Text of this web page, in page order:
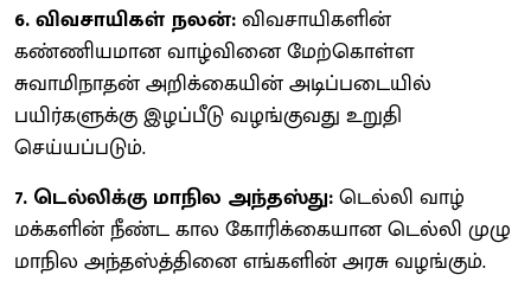
6. விவசாயிகள் நலன்:விவசாயிகளின்
கண்ணியமான வாழ்வினை மேற்கொள்ள
சுவாமிநாதன் அறிக்கையின் அடிப்படையில்
பயிர்களுக்கு இழப்பீடு வழங்குவது உறுதி
செய்யப்படும்.
7. டெல்லிக்கு மாநில அந்தஸ்து:டெல்லி வாழ்
மக்களின் நீண்ட கால கோரிக்கையான டெல்லி முழு
மாநில அந்தஸ்த்தினை எங்களின் அரசு வழங்கும்.